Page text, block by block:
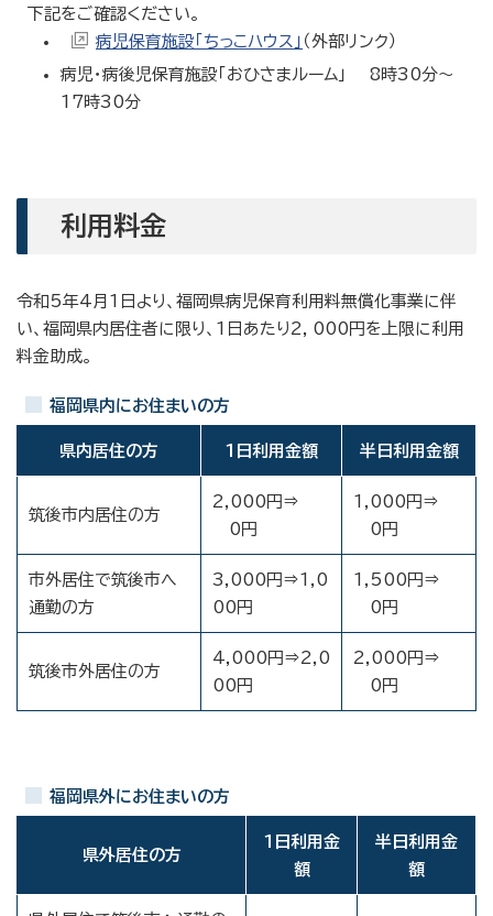
下記をご確認ください。
病児保育施設「ちっこハウス」 （外部リンク）
病児・病後児保育施設「おひさまルーム」 8時30分〜
17時30分
利用料金
令和5年4月1日より、福岡県病児保育利用料無償化事業に伴
い、福岡県内居住者に限り、1日あたり2，000円を上限に利用
料金助成。
福岡県内にお住まいの方
県内居住の方 1日利用金額 半日利用金額
筑後市内居住の方
2,000円⇒
0円
1,000円⇒
0円
市外居住で筑後市へ
通勤の方
3,000円⇒1,0
00円
1,500円⇒
0円
筑後市外居住の方
4,000円⇒2,0
00円
2,000円⇒
0円
福岡県外にお住まいの方
県外居住の方
1日利用金
額
半日利用金
額